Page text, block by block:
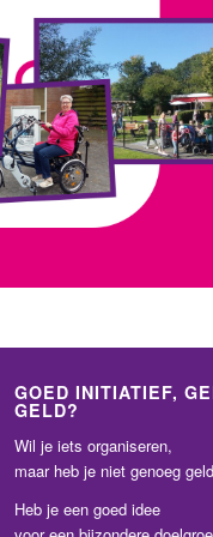
GOED INITIATIEF,
GELD?
Wil je iets organiseren,
maar heb je niet genoeg
Heb je een goed idee